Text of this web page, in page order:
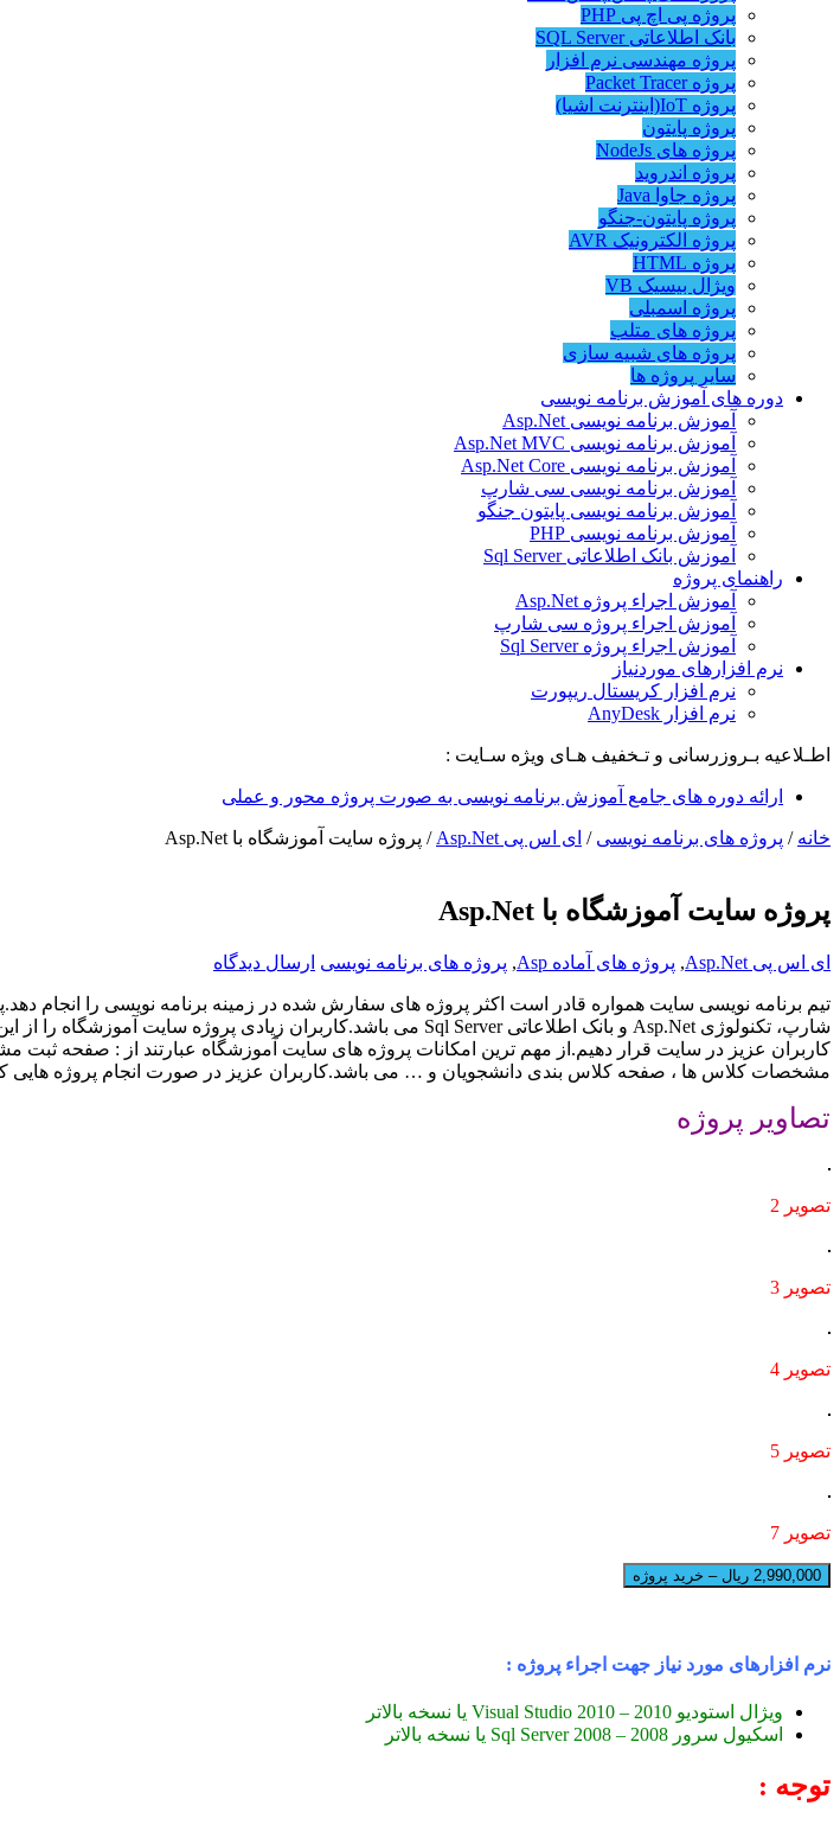
پروژه پی اچ پی PHP
بانک اطلاعاتی SQL Server
پروژه مهندسی نرم افزار
پروژه Packet Tracer
پروژه IoT(اینترنت اشیا)
پروژه پایتون
پروژه های NodeJs
پروژه اندروید
پروژه جاوا Java
پروژه پایتون-جنگو
پروژه الکترونیک AVR
پروژه HTML
ویژال بیسیک VB
پروژه اسمبلی
پروژه های متلب
پروژه های شبیه سازی
سایر پروژه ها
دوره های آموزش برنامه نویسی
آموزش برنامه نویسی Asp.Net
آموزش برنامه نویسی Asp.Net MVC
آموزش برنامه نویسی Asp.Net Core
آموزش برنامه نویسی سی شارپ
آموزش برنامه نویسی پایتون جنگو
آموزش برنامه نویسی PHP
آموزش بانک اطلاعاتی Sql Server
راهنمای پروژه
آموزش اجراء پروژه Asp.Net
آموزش اجراء پروژه سی شارپ
آموزش اجراء پروژه Sql Server
نرم افزارهای موردنیاز
نرم افزار کریستال ریپورت
نرم افزار AnyDesk
اطـلاعیه بـروزرسانی و تـخفیف هـای ویژه سـایت :
ارائه دوره های جامع آموزش برنامه نویسی به صورت پروژه محور و عملی
خانه / پروژه های برنامه نویسی / ای اس پی Asp.Net / پروژه سایت آموزشگاه با Asp.Net
پروژه سایت آموزشگاه با Asp.Net
ای اس پی Asp.Net , پروژه های آماده Asp , پروژه های برنامه نویسی ارسال دیدگاه
تیم برنامه نویسی سایت همواره قادر است اکثر پروژه های سفارش شده در زمینه برنامه نویسی را انجام
شارپ، تکنولوژی Asp.Net و بانک اطلاعاتیSql Server می باشد.کاربران زیادی پروژه سایت آموزشگاه را از
کاربران عزیز در سایت قرار دهیم.از مهم ترین امکانات پروژه های سایت آموزشگاه عبارتند از :
مشخصات کلاس ها ، صفحه کلاس بندی دانشجویان و … می باشد.کاربران عزیز در صورت انجام پروژه هایی
تصاویر پروژه
تصویر 2
تصویر 3
تصویر 4
تصویر 5
تصویر 7
2,990,000 ریال – خرید پروژه
نرم افزارهای مورد نیاز جهت اجراء پروژه :
ویژال استودیو 2010 – Visual Studio 2010 یا نسخه بالاتر
اسکیول سرور 2008 – Sql Server 2008 یا نسخه بالاتر
توجه :